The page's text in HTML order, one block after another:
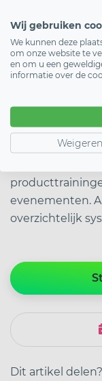
“Als je een
systeem zoekt,
aldus Colette,
Weleda.
eenvoudig
evenementen.
overzichtelijk
Dit artikel delen?
Wij gebruiken
We kunnen deze
om onze website te
en om u een
informatie over de
Weigeren